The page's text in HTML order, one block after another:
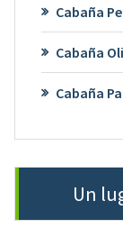
Cabaña
Cabaña
Cabaña
Un